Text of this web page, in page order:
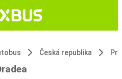
Česká republika